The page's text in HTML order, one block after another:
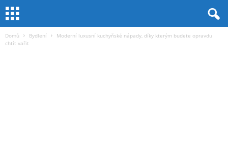
Domů Bydlení
Moderní luxusní kuchyňské nápady, díky kterým budete opravdu
chtít vařit